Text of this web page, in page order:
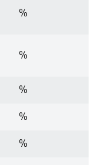
%
%
%
%
%